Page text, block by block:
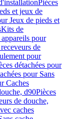
Pièces
et jeux de
Jeux de pieds et
Kits de
pour
de
pour
détachées pour
pour Sans
Caches
d90Pièces
de douche,
caches